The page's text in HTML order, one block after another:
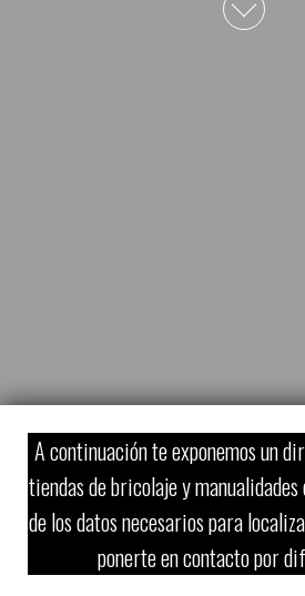
A continuación te exponemos un
tiendas de bricolaje y manualidades
de los datos necesarios para
ponerte en contacto por